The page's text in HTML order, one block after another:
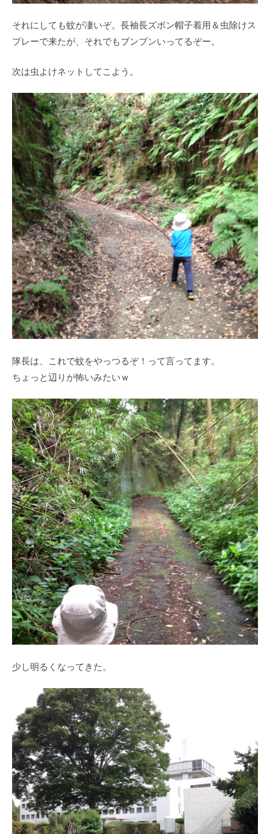
それにしても蚊が凄いぞ。長袖長ズボン帽子着用＆虫除けス
プレーで来たが、それでもブンブンいってるぞー。
次は虫よけネットしてこよう。
隊長は、これで蚊をやっつるぞ！って言ってます。
ちょっと辺りが怖いみたいｗ
少し明るくなってきた。